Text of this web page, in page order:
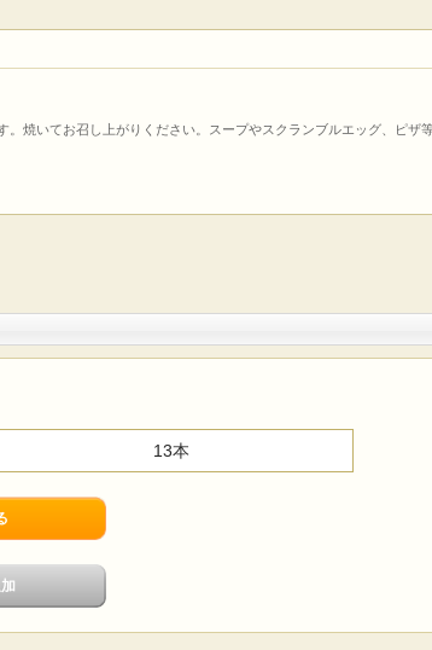
焼いてお召し上がりください。スープやスクランブルエッグ、ピザ
13本